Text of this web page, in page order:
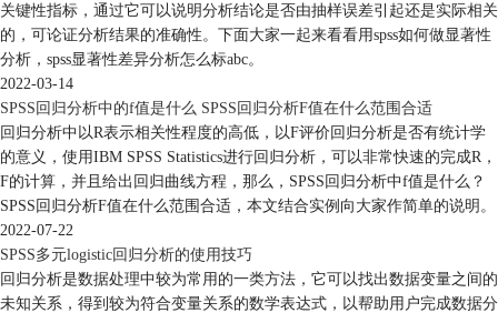
关键性指标，通过它可以说明分析结论是否由抽样误差引起还是实际相关
的，可论证分析结果的准确性。下面大家一起来看看用spss如何做显著性
分析，spss显著性差异分析怎么标abc。
2022-03-14
SPSS回归分析中的f值是什么 SPSS回归分析F值在什么范围合适
回归分析中以R表示相关性程度的高低，以F评价回归分析是否有统计学
的意义，使用IBM SPSS Statistics进行回归分析，可以非常快速的完成R，
F的计算，并且给出回归曲线方程，那么，SPSS回归分析中f值是什么？
SPSS回归分析F值在什么范围合适，本文结合实例向大家作简单的说明。
2022-07-22
SPSS多元logistic回归分析的使用技巧
回归分析是数据处理中较为常用的一类方法，它可以找出数据变量之间的
未知关系，得到较为符合变量关系的数学表达式，以帮助用户完成数据分